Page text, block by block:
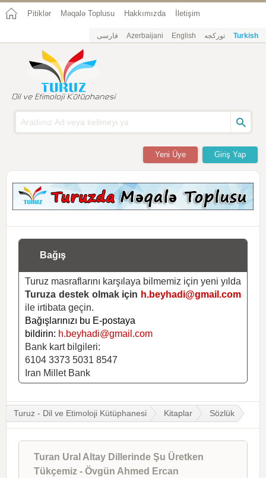
Pitiklər Məqalə Toplusu Hakkımızda İletişim
فارسی Azerbaijani English تورکجه Turkish
Giriş Yap
Yeni Üye
Bağış
Turuz masraflarını karşılaya bilmemiz için yeni yılda
Turuza destek olmak için h.beyhadi@gmail.com
ile irtibata geçin.
Bağışlarınızı bu E-postaya
bildirin: h.beyhadi@gmail.com
Bank kart bilgileri:
6104 3373 5031 8547
Iran Millet Bank
Turuz - Dil ve Etimoloji Kütüphanesi Kitaplar Sözlük
Turan Ural Altay Dillerinde Şu Üretken
Tükçemiz - Övgün Ahmed Ercan